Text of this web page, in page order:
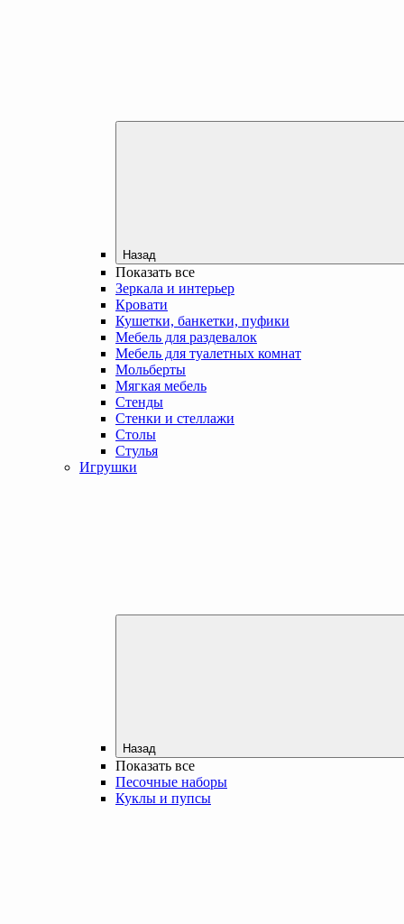
Назад
Показать все
Зеркала и интерьер
Кровати
Кушетки, банкетки, пуфики
Мебель для раздевалок
Мебель для туалетных комнат
Мольберты
Мягкая мебель
Стенды
Стенки и стеллажи
Столы
Стулья
Игрушки
Назад
Показать все
Песочные наборы
Куклы и пупсы